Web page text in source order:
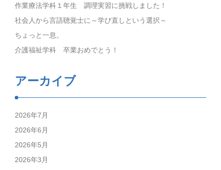
作業療法学科１年生 調理実習に挑戦しました！
社会人から言語聴覚士に～学び直しという選択～
ちょっと一息。
介護福祉学科 卒業おめでとう！
アーカイブ
2026年7月
2026年6月
2026年5月
2026年3月